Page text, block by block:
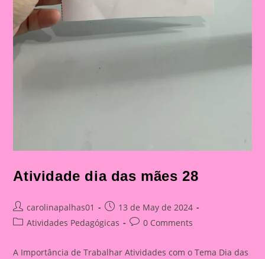
Atividade dia das mães 28
Post
author:
carolinapalhas01
Post
published:
13 de May de 2024
PostAtividades Pedagógicas
Post0 Comments
A Importância de Trabalhar Atividades com o Tema Dia das